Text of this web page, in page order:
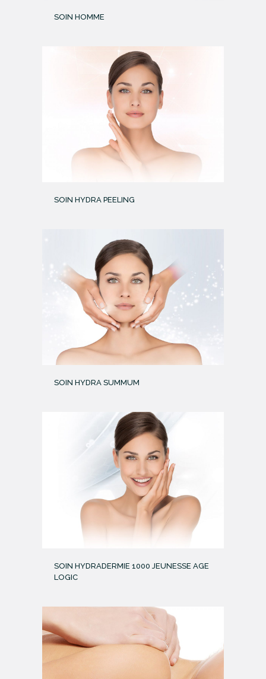
SOIN HOMME
SOIN HYDRA PEELING
SOIN HYDRA SUMMUM
SOIN HYDRADERMIE 1000 JEUNESSE AGE
LOGIC